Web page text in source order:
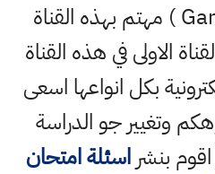
( احمد مهدي Gaming ) مهتم بهذه القناة
الاولى في هذه القناة
بكل انواعها اسعى
وتغيير جو الدراسة
بنشراسئلة امتحان